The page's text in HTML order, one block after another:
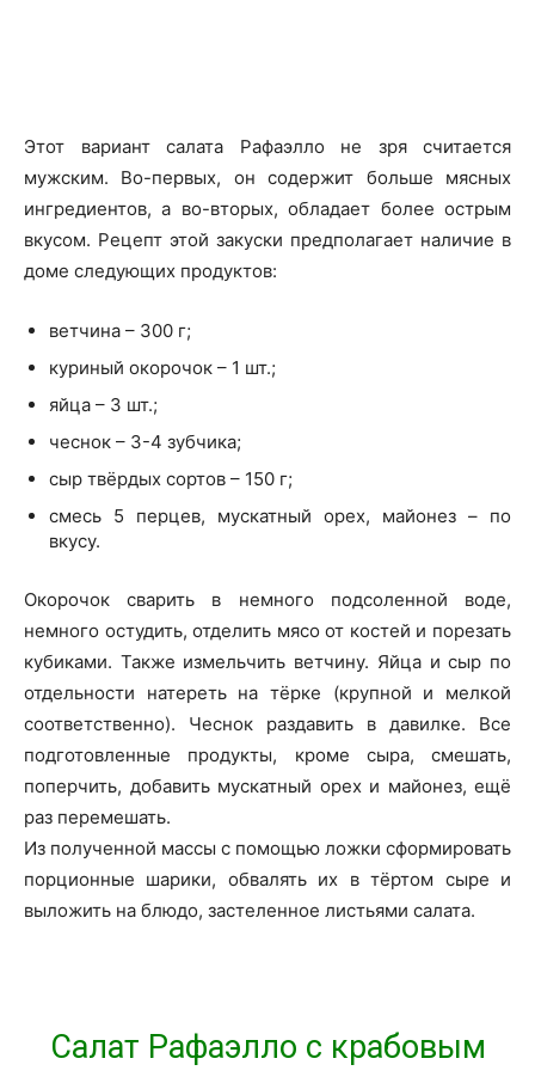
Этот вариант салата Рафаэлло не зря считается
мужским. Во-первых, он содержит больше мясных
ингредиентов, а во-вторых, обладает более острым
вкусом. Рецепт этой закуски предполагает наличие в
доме следующих продуктов:
ветчина – 300 г;
куриный окорочок – 1 шт.;
яйца – 3 шт.;
чеснок – 3-4 зубчика;
сыр твёрдых сортов – 150 г;
смесь 5 перцев, мускатный орех, майонез – по
вкусу.
Окорочок сварить в немного подсоленной воде,
немного остудить, отделить мясо от костей и порезать
кубиками. Также измельчить ветчину. Яйца и сыр по
отдельности натереть на тёрке (крупной и мелкой
соответственно). Чеснок раздавить в давилке. Все
подготовленные продукты, кроме сыра, смешать,
поперчить, добавить мускатный орех и майонез, ещё
раз перемешать.
Из полученной массы с помощью ложки сформировать
порционные шарики, обвалять их в тёртом сыре и
выложить на блюдо, застеленное листьями салата.
Салат Рафаэлло с крабовым